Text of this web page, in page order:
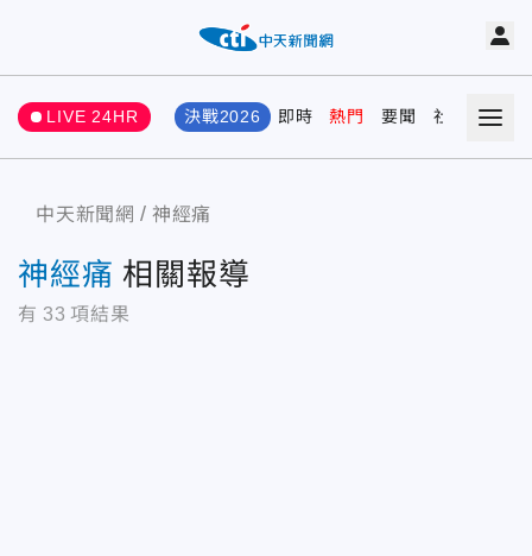
LIVE 24HR 決戰2026 即時 熱門 要聞 社會 娛樂
中天新聞網 神經痛
神經痛 相關報導
有 33 項結果